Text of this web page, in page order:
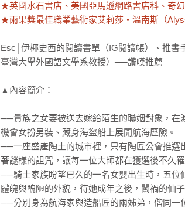
★英國水石書店、美國亞馬遜網路書店科、奇
★雨果獎最佳職業藝術家艾莉莎‧溫南斯（
Esc│伊椰史西的閱讀書單（IG閱讀帳）、推
臺灣大學外國語文學系教授）──讚嘆推薦
▲內容簡介：
──貴族之女要被送去嫁給陌生的聯姻對象，在
機會女扮男裝、藏身海盜船上展開航海歷險。
──一座盛產陶土的城市裡，只有陶匠公會推選
著謎樣的詛咒，讓每一位大師都在獲選後不久
──騎士家族盼望已久的一名女嬰出生時，五位
體魄與醜陋的外貌，待她成年之後，闖禍的仙
──分別身為航海家與造船匠的兩姊弟，偕同一